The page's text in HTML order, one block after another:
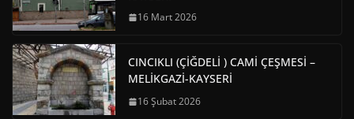
16 Mart 2026
CINCIKLI (ÇİĞDELİ ) CAMİ ÇEŞMESİ –
MELİKGAZİ-KAYSERİ
16 Şubat 2026